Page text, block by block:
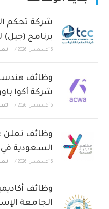
شركة تحكم
برنامج (جيل)
6 أغسطس، 2026 /
وظائف
شركة أكوا
6 أغسطس، 2026 /
وظائف تعلن
السعودية
6 أغسطس، 2026 /
وظائف
الجامعة